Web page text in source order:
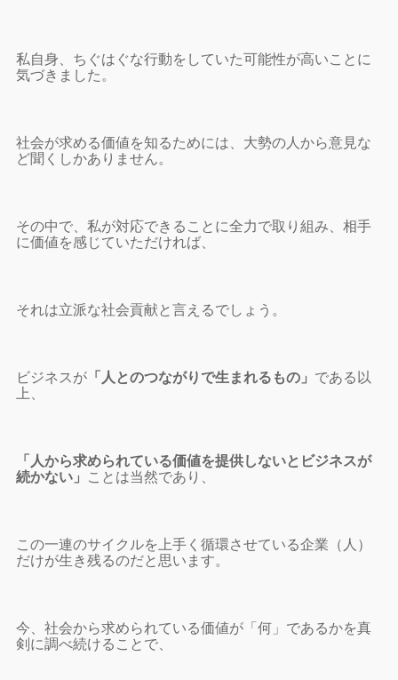
私自身、ちぐはぐな行動をしていた可能性が高いことに
気づきました。
社会が求める価値を知るためには、大勢の人から意見な
ど聞くしかありません。
その中で、私が対応できることに全力で取り組み、相手
に価値を感じていただければ、
それは立派な社会貢献と言えるでしょう。
ビジネスが 「人とのつながりで生まれるもの」 である以
上、
「人から求められている価値を提供しないとビジネスが
続かない」 ことは当然であり、
この一連のサイクルを上手く循環させている企業（人）
だけが生き残るのだと思います。
今、社会から求められている価値が「何」であるかを真
剣に調べ続けることで、